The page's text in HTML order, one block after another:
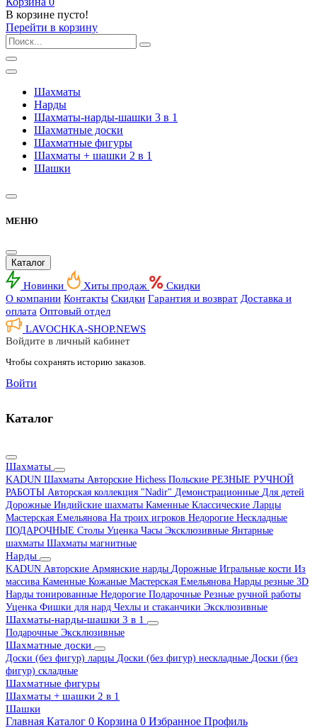
В корзине пусто!
Перейти в корзину
Шахматы
Нарды
Шахматы-нарды-шашки 3 в 1
Шахматные доски
Шахматные фигуры
Шахматы + шашки 2 в 1
Шашки
МЕНЮ
Каталог
Новинки Хиты продаж
Скидки
О компании Контакты Скидки Гарантия и возврат Доставка и
оплата Оптовый отдел
LAVOCHKA-SHOP.NEWS
Войдите в личный кабинет
Чтобы сохранять историю заказов.
Войти
Каталог
Шахматы
KADUN Шахматы Авторские Hichess Польские РЕЗНЫЕ РУЧНОЙ
РАБОТЫ Авторская коллекция "Nadir" Демонстрационные Для детей
Дорожные Индийские шахматы Каменные Классические Ларцы
Мастерская Емельянова На троих игроков Недорогие Нескладные
ПОДАРОЧНЫЕ Столы Уценка Часы Эксклюзивные Янтарные
шахматы Шахматы магнитные
Нарды
KADUN Авторские Армянские нарды Дорожные Игральные кости Из
массива Каменные Кожаные Мастерская Емельянова Нарды резные 3D
Нарды тонированные Недорогие Подарочные Резные ручной работы
Уценка Фишки для нард Чехлы и стаканчики Эксклюзивные
Шахматы-нарды-шашки 3 в 1
Подарочные Эксклюзивные
Шахматные доски
Доски (без фигур) ларцы Доски (без фигур) нескладные Доски (без
фигур) складные
Шахматные фигуры
Шахматы + шашки 2 в 1
Шашки
Главная Каталог 0 Корзина 0 Избранное Профиль